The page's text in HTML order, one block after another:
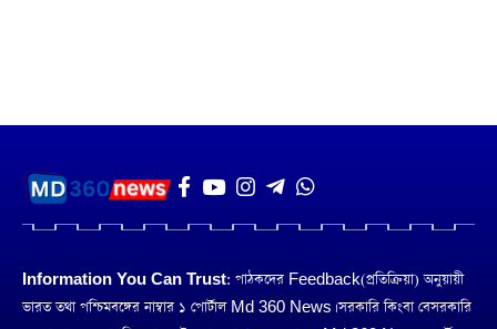
Information You Can Trust: পাঠকদের Feedback(প্রতিক্রিয়া) অনুয়ায়ী
ভারত তথা পশ্চিমবঙ্গের নাম্বার ১ পোর্টাল Md 360 News। সরকারি কিংবা বেসরকারি